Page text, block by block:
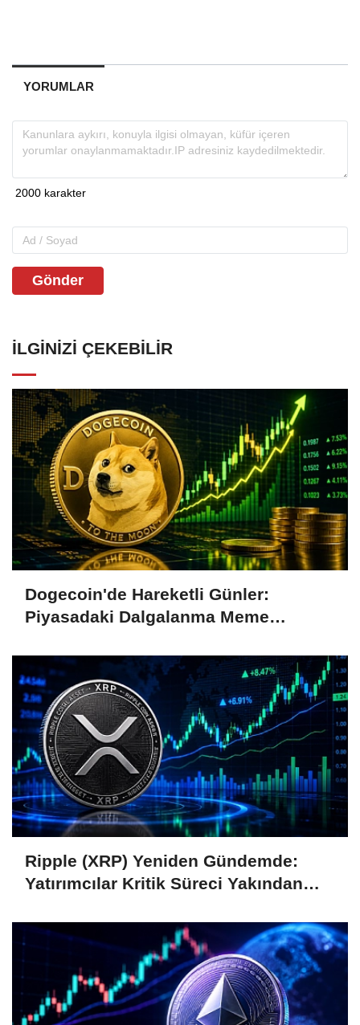
YORUMLAR
Gönder
İLGINIZI ÇEKEBILIR
Dogecoin'de Hareketli Günler:
Piyasadaki Dalgalanma Meme
Ripple (XRP) Yeniden Gündemde:
Yatırımcılar Kritik Süreci Yakından